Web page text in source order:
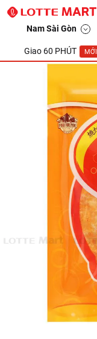
Nam Sài Gòn
Giao 60 PHÚT MỚI